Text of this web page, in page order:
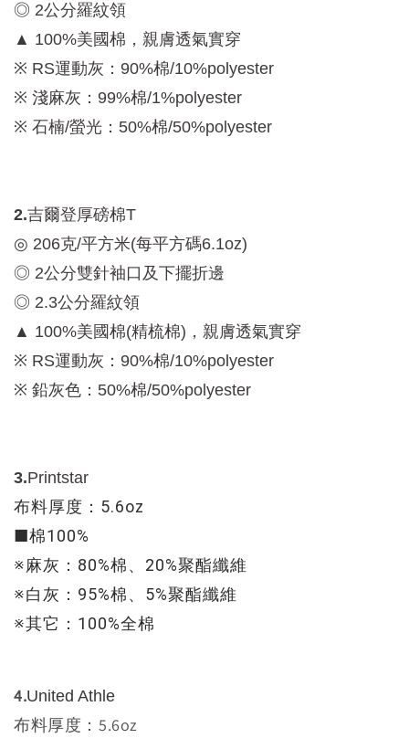
◎ 2公分羅紋領
▲ 100%美國棉，親膚透氣實穿
※ RS運動灰：90%棉/10%polyester
※ 淺麻灰：99%棉/1%polyester
※ 石楠/螢光：50%棉/50%polyester
2.吉爾登厚磅棉T
◎ 206克/平方米(每平方碼6.1oz)
◎ 2公分雙針袖口及下擺折邊
◎ 2.3公分羅紋領
▲ 100%美國棉(精梳棉)，親膚透氣實穿
※ RS運動灰：90%棉/10%polyester
※ 鉛灰色：50%棉/50%polyester
3.Printstar
布料厚度：5.6oz
■棉100%
※麻灰：80%棉、20%聚酯纖維
※白灰：95%棉、5%聚酯纖維
※其它：100%全棉
4.United Athle
布料厚度：5.6oz